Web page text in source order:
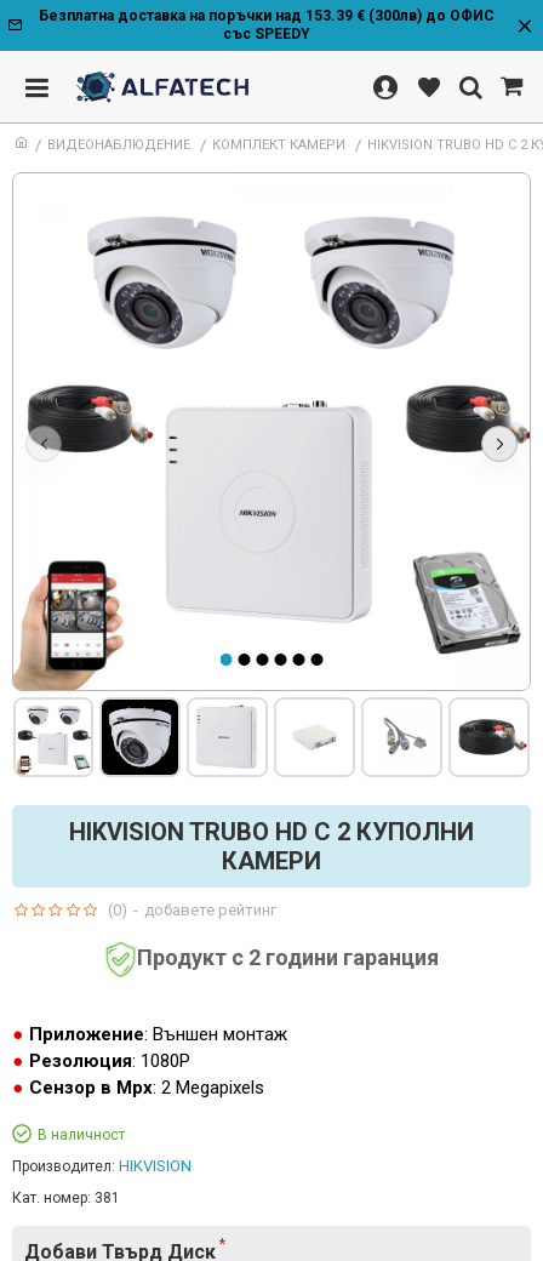
Безплатна доставка на поръчки над 153.39 € (300лв) до ОФИС
със SPEEDY
ВИДЕОНАБЛЮДЕНИЕ КОМПЛЕКТ КАМЕРИ HIKVISION TRUBO HD С
HIKVISION TRUBO HD С 2 КУПОЛНИ
КАМЕРИ
Продукт с 2 години гаранция
Приложение: Външен монтаж
Резолюция: 1080P
Сензор в Mpx: 2 Megapixels
В наличност
Производител: HIKVISION
Кат. номер: 381
(0) - добавете рейтинг
Добави Твърд Диск